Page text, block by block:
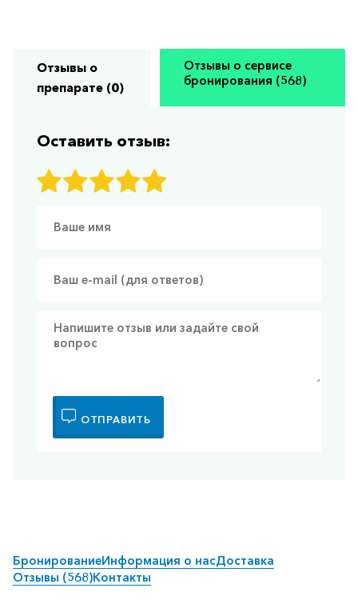
Отзывы о
препарате (0)
Отзывы о сервисе
бронирования (568)
Оставить отзыв:
ОТПРАВИТЬ
БронированиеИнформация о насДоставка
Отзывы (568)Контакты